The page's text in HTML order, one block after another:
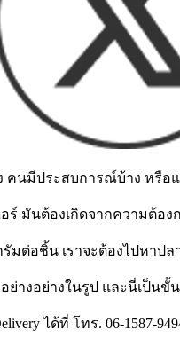
คนมีประสบการณ์บ้าง หรื
ร์ มันต้องเกิดจากความต้
มต่อชิ้น เราจะต้องไปหา
ย่างอย่างในรูป และนี่เป็
ได้ที่ โทร. 06-1587-9494